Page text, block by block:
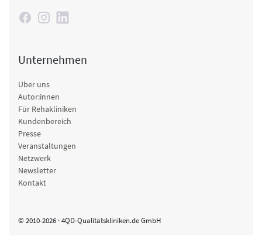
Unternehmen
Über uns
Autor:innen
Für Rehakliniken
Kundenbereich
Presse
Veranstaltungen
Netzwerk
Newsletter
Kontakt
© 2010-2026 · 4QD-Qualitätskliniken.de GmbH